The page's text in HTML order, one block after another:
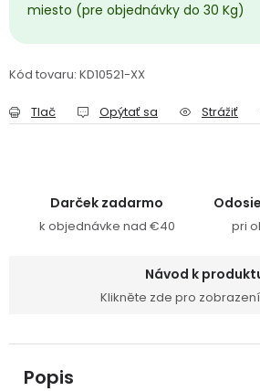
miesto (pre objednávky do 30 Kg)
Kód tovaru: KD10521-XX
Tlač Opýtať sa Strážiť
Darček zadarmo
k objednávke nad €40 pri
Návod k
Klikněte zde pro
Popis